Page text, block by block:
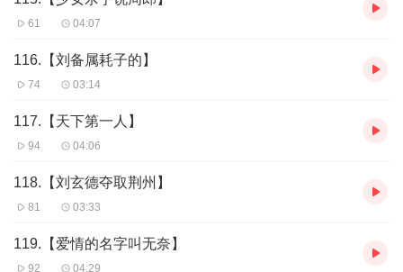
61 04:07
116.【刘备属耗子的】
74 03:14
117.【天下第一人】
94 04:06
118.【刘玄德夺取荆州】
81 03:33
119.【爱情的名字叫无奈】
92 04:29